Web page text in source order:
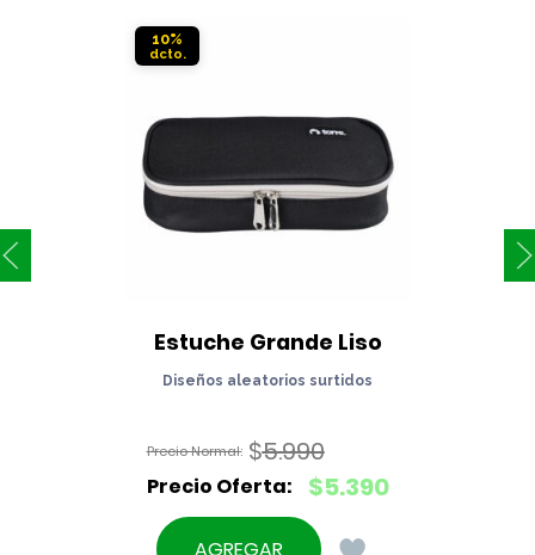
10%
Estuche Grande Liso
Diseños aleatorios surtidos
$5.990
El
precio
original
$5.390
El
precio